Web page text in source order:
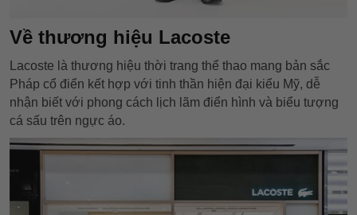
Về thương hiệu Lacoste
Lacoste là thương hiệu thời trang thể thao mang bản sắc
Pháp cổ điển kết hợp với tinh thần hiện đại kiểu Mỹ, dễ
nhận biết với phong cách lịch lãm điển hình và biểu tượng
cá sấu trên ngực áo.